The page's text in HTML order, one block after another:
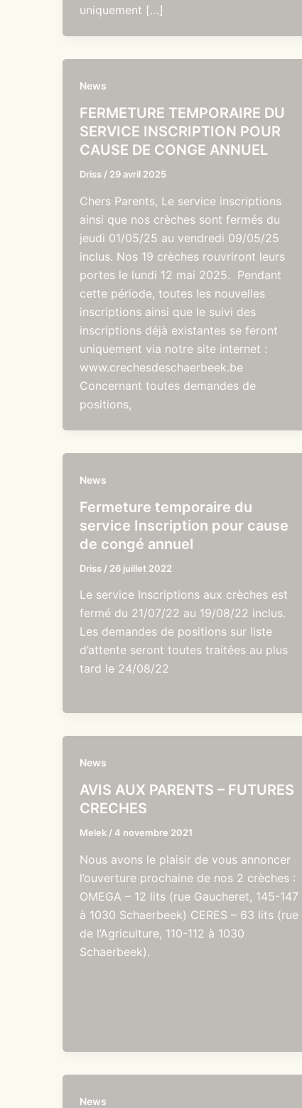
uniquement […]
News
FERMETURE TEMPORAIRE DU
SERVICE INSCRIPTION POUR
CAUSE DE CONGE ANNUEL
Driss / 29 avril 2025
Chers Parents, Le service inscriptions
ainsi que nos crèches sont fermés du
jeudi 01/05/25 au vendredi 09/05/25
inclus. Nos 19 crèches rouvriront leurs
portes le lundi 12 mai 2025. Pendant
cette période, toutes les nouvelles
inscriptions ainsi que le suivi des
inscriptions déjà existantes se feront
uniquement via notre site internet :
www.crechesdeschaerbeek.be
Concernant toutes demandes de
positions,
News
Fermeture temporaire du
service Inscription pour cause
de congé annuel
Driss / 26 juillet 2022
Le service Inscriptions aux crèches est
fermé du 21/07/22 au 19/08/22 inclus.
Les demandes de positions sur liste
d’attente seront toutes traitées au plus
tard le 24/08/22
News
AVIS AUX PARENTS – FUTURES
CRECHES
Melek /4 novembre 2021
Nous avons le plaisir de vous annoncer
l’ouverture prochaine de nos 2 crèches :
OMEGA – 12 lits (rue Gaucheret, 145-147
à 1030 Schaerbeek) CERES – 63 lits (rue
de l’Agriculture, 110-112 à 1030
Schaerbeek).
News